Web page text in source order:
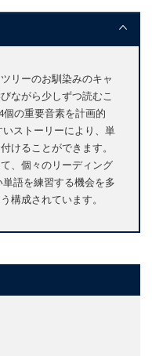
リーのお馴染みのキャ
ながら少しずつ読むこ
の重要音素を計画的
ストーリーにより、単
けることができます。
、個々のリーディング
語を練習する機会を多
構成されています。